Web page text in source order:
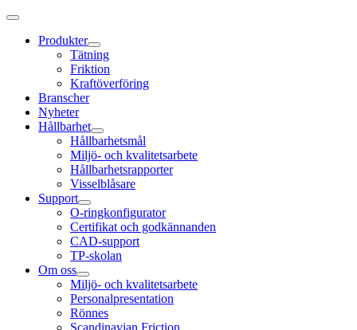
Produkter
Tätning
Friktion
Kraftöverföring
Branscher
Nyheter
Hållbarhet
Hållbarhetsmål
Miljö- och kvalitetsarbete
Hållbarhetsrapporter
Visselblåsare
Support
O-ringkonfigurator
Certifikat och godkännanden
CAD-support
TP-skolan
Om oss
Miljö- och kvalitetsarbete
Personalpresentation
Rönnes
Scandinavian Friction